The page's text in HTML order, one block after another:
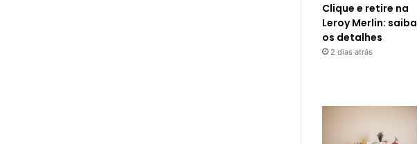
Clique e retire na
Leroy Merlin: saiba
os detalhes
2 dias atrás